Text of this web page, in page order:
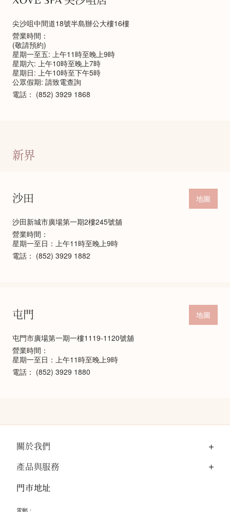
尖沙咀中間道18號半島辦公大樓16樓
營業時間：
(敬請預約)
星期一至五: 上午11時至晚上9時
星期六: 上午10時至晚上7時
星期日: 上午10時至下午5時
公眾假期: 請致電查詢
電話： (852) 3929 1868
新界
沙田 地圖
沙田新城市廣場第一期2樓245號舖
營業時間：
星期一至日：上午11時至晚上9時
電話： (852) 3929 1882
屯門 地圖
屯門市廣場第一期一樓1119-1120號舖
營業時間：
星期一至日：上午11時至晚上9時
電話： (852) 3929 1880
關於我們
產品與服務
門市地址
電郵：